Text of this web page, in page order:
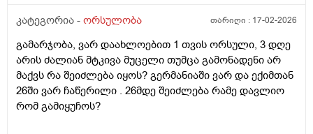
მადლობა!
კატეგორია - ორსულობა თარიღი : 17-02-2026
გამარჯობა, ვარ დაახლოებით 1 თვის ორსული, 3 დღე
არის ძალიან მტკივა მუცელი თუმცა გამონადენი არ
მაქვს რა შეიძლება იყოს? გერმანიაში ვარ და ექიმთან
26ში ვარ ჩაწერილი . 26მდე შეიძლება რამე დავლიო
რომ გამიყუჩოს?